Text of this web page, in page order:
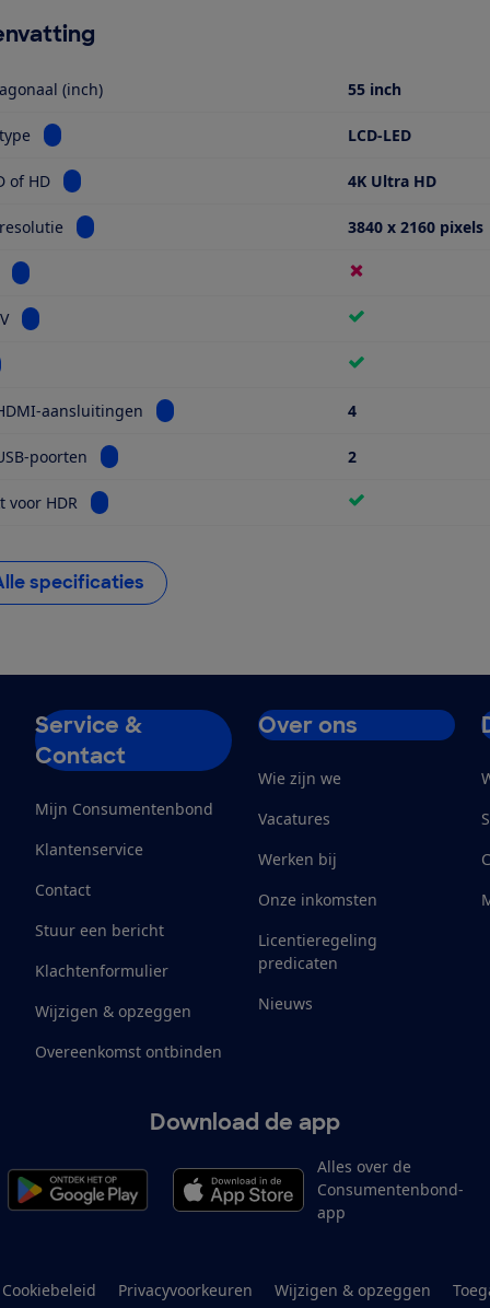
(inch) 55 inch
Bekijk informatie voor Schermtype LCD-LED
of HD Bekijk informatie voor Ultra HD of HD 4K Ultra HD
Bekijk informatie voor Schermresolutie3840 x 2160 pixels
Bekijk informatie voor Miniled
Bekijk informatie voor Smart TV
informatie voor Wifi
aansluitingen Bekijk informatie voor Aantal HDMI-
4
poorten Bekijk informatie voor Aantal USB-poorten
2
voor HDR Bekijk informatie voor Geschikt voor HDR
specificaties
Service &
Contact
Mijn Consumentenbond
Klantenservice
Contact
Stuur een bericht
Klachtenformulier
Wijzigen & opzeggen
Overeenkomst ontbinden
Over ons
Wie zijn we
Vacatures
Werken bij
Onze inkomsten
Licentieregeling
predicaten
Nieuws
Download de app
Alles over de
Consumentenbond-
app
Cookiebeleid Privacyvoorkeuren Wijzigen & opzeggen